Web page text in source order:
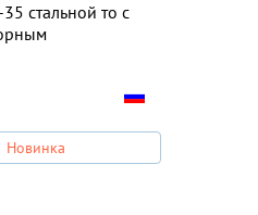
стальной то с
Новинка